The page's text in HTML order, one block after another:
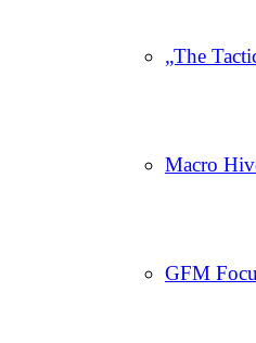
„The
Macro
GFM